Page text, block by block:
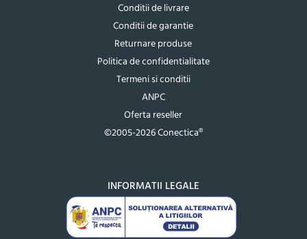
Conditii de livrare
Conditii de garantie
Returnare produse
Politica de confidentialitate
Termeni si conditii
ANPC
Oferta reseller
©2005-2026 Conectica®
INFORMATII LEGALE